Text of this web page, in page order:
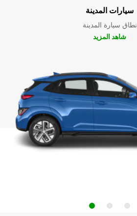
سيارات المدينة
نطاق سيارة المدينة
شاهد المزيد